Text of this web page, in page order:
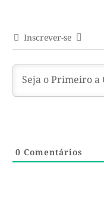
Inscrever-se
0 Comentários